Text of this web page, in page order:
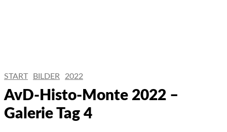
START BILDER 2022
AvD-Histo-Monte 2022 –
Galerie Tag 4